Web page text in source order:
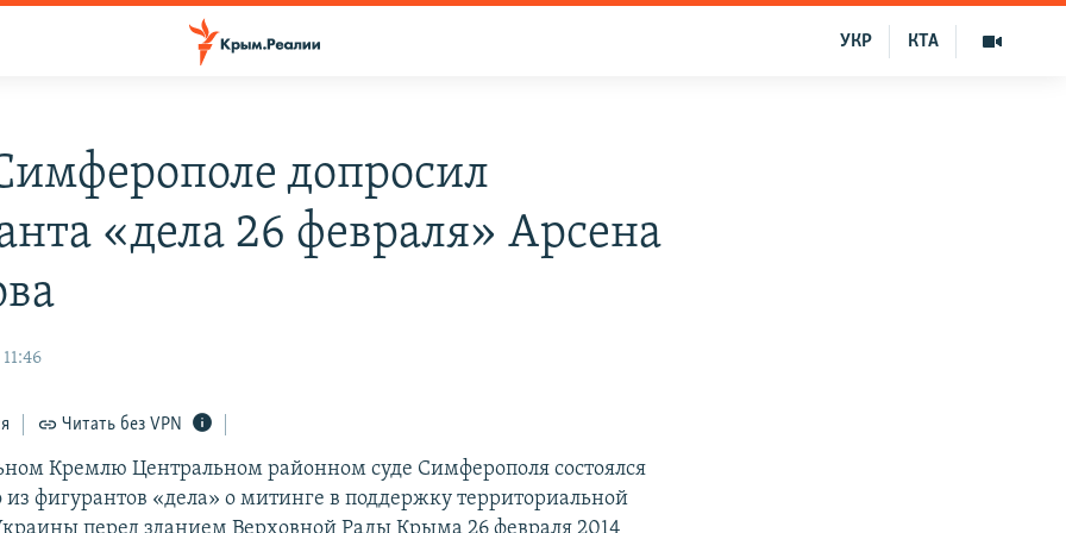
КТА
УКР
допросил
«дела 26 февраля» Арсена
Читать без VPN
Кремлю Центральном районном суде Симферополя состоялся
из фигурантов «дела» о митинге в поддержку территориальной